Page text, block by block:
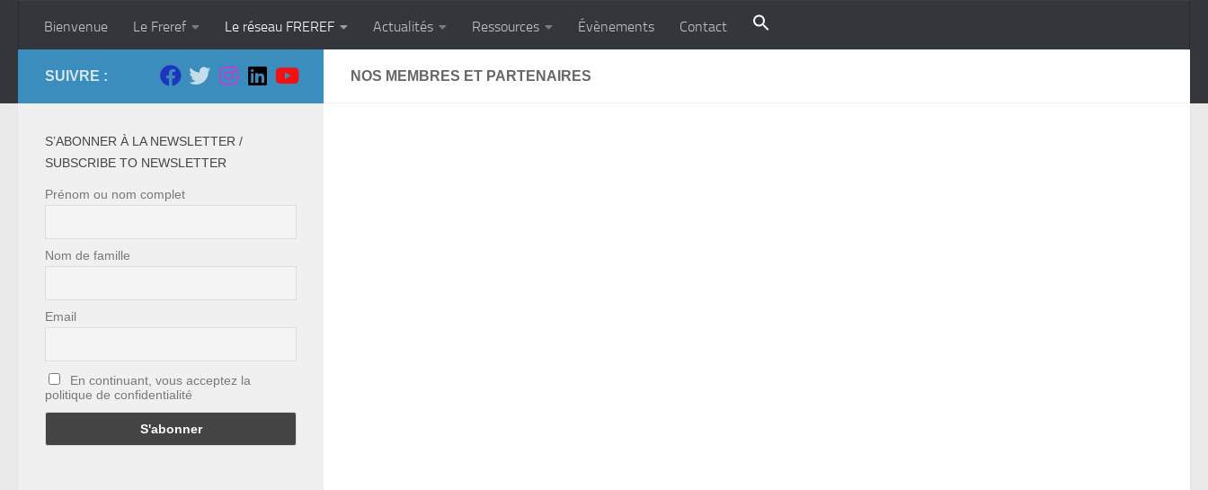
Skip to content
Bienvenue Le Freref Le réseau FREREF Actualités Ressources Évènements Contact
NOS MEMBRES ET PARTENAIRES
SUIVRE :
S’ABONNER À LA NEWSLETTER /
SUBSCRIBE TO NEWSLETTER
Prénom ou nom complet
Nom de famille
Email
En continuant, vous acceptez la
politique de confidentialité